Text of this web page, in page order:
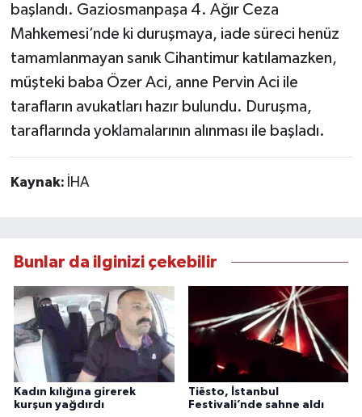
başlandı. Gaziosmanpaşa 4. Ağır Ceza
Mahkemesi’nde ki duruşmaya, iade süreci henüz
tamamlanmayan sanık Cihantimur katılamazken,
müşteki baba Özer Aci, anne Pervin Aci ile
tarafların avukatları hazır bulundu. Duruşma,
taraflarında yoklamalarının alınması ile başladı.
Kaynak: İHA
Bunlar da ilginizi çekebilir
Kadın kılığına girerek
kurşun yağdırdı
Tiësto, İstanbul
Festivali’nde sahne aldı